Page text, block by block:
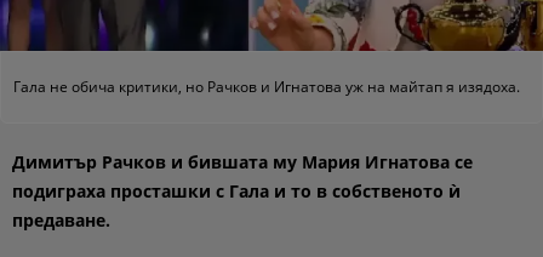
Гала не обича критики, но Рачков и Игнатова уж на майтап я изядоха.
Димитър Рачков и бившата му Мария Игнатова се
подиграха просташки с Гала и то в собственото ѝ
предаване.